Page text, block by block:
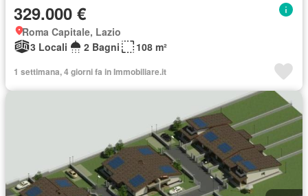
329.000 €
Roma Capitale, Lazio
3 Locali
2 Bagni 108 m²
1 settimana, 4 giorni fa in Immobiliare.it